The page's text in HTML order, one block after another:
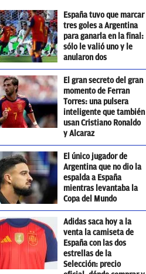
España tuvo que marcar
tres goles a Argentina
para ganarla en la final:
sólo le valió uno y le
anularon dos
El gran secreto del gran
momento de Ferran
Torres: una pulsera
inteligente que también
usan Cristiano Ronaldo
y Alcaraz
El único jugador de
Argentina que no dio la
espalda a España
mientras levantaba la
Copa del Mundo
Adidas saca hoy a la
venta la camiseta de
España con las dos
estrellas de la
Selección: precio